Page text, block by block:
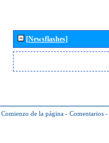
[Newsflashes]
Comienzo de la página - Comentarios -